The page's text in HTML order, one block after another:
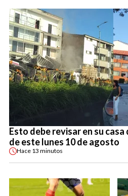
Esto debe revisar en su
de este lunes 10 de agosto
Hace 13 minutos